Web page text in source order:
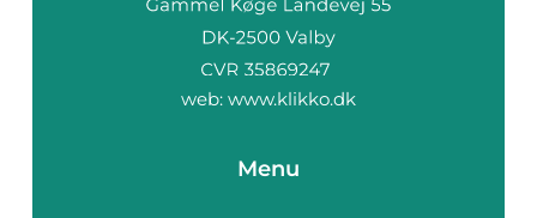
web: www.klikko.dk
Menu